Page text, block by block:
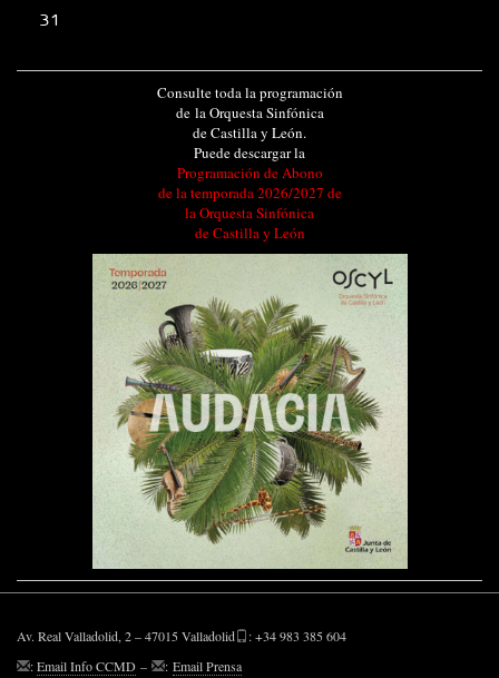
31
Consulte toda la programación
de la Orquesta Sinfónica
de Castilla y León.
Puede descargar la
Programación de Abono
de la temporada 2026/2027 de
la Orquesta Sinfónica
de Castilla y León
Av. Real Valladolid, 2 – 47015 Valladolid
: +34 983 385 604
:Email Info CCMD – : Email Prensa